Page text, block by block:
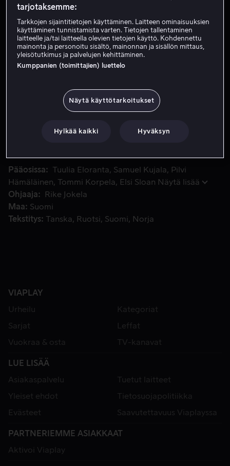
Vuokraa 4,99 €
Osta 8,99 €
Katso traileri
Pätkätöiden ja rahapulan rasittama Siru saa
Pätkätöiden ja rahapulan rasittama Siru saa
valelääkäriksi hyvinvointiklinikalle. Uusi parisuhde
lähipiiristä valehtelee, jotkut jopa ammatikseen.
Pääosissa Tuulia Eloranta Samuel Kujala
Pilvi
Hämäläinen
Tommi Korpela Elsi Sloan Näytä lisää
Ohjaaja
Rike Jokela
Maa
Suomi
Tekstitys
Tanska Ruotsi Suomi Norja
VIAPLAY
Urheilu
Kategoriat
Sarjat
Leffat
Vuokraa & osta
TV-kanavat
LUE LISÄÄ
Asiakaspalvelu
Tuetut laitteet
Yleiset ehdot
Tietosuojapolitiikka
Evästeet
Saavutettavuus Viaplayssa
PARTNERIEMME ASIAKKAAT
Aktivoi Viaplay
tarjotaksemme:
Tarkkojen sijaintitietojen käyttäminen. Laitteen ominaisuuksien
käyttäminen tunnistamista varten. Tietojen tallentaminen
laitteelle ja/tai laitteella olevien tietojen käyttö. Kohdennettu
mainonta ja personoitu sisältö, mainonnan ja sisällön mittaus,
yleisötutkimus ja palvelujen kehittäminen.
Kumppanien (toimittajien) luettelo
Näytä käyttötarkoitukset
Hylkää kaikki Hyväksyn